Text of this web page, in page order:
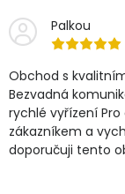
Palkou
Obchod s
Bezvadná
rychlé vyřízení
zákazníkem a
doporučuji tento